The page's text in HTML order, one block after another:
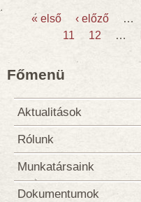
Oldalak
« első ‹ előző …
11
12 …
Főmenü
Aktualitások
Rólunk
Munkatársaink
Dokumentumok